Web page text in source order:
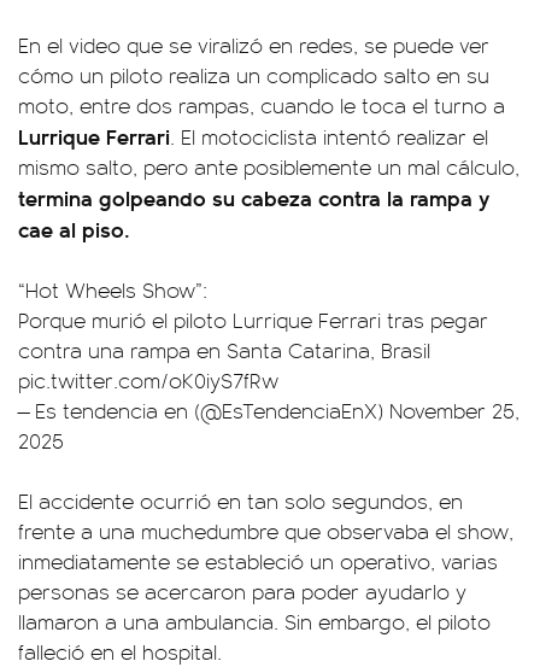
En el video que se viralizó en redes, se puede ver
cómo un piloto realiza un complicado salto en su
moto, entre dos rampas, cuando le toca el turno a
Lurrique Ferrari. El motociclista intentó realizar el
mismo salto, pero ante posiblemente un mal cálculo,
termina golpeando su cabeza contra la rampa y
cae al piso.
“Hot Wheels Show”:
Porque murió el piloto Lurrique Ferrari tras pegar
contra una rampa en Santa Catarina, Brasil
pic.twitter.com/oK0iyS7fRw
— Es tendencia en (@EsTendenciaEnX) November 25,
2025
El accidente ocurrió en tan solo segundos, en
frente a una muchedumbre que observaba el show,
inmediatamente se estableció un operativo, varias
personas se acercaron para poder ayudarlo y
llamaron a una ambulancia. Sin embargo, el piloto
falleció en el hospital.